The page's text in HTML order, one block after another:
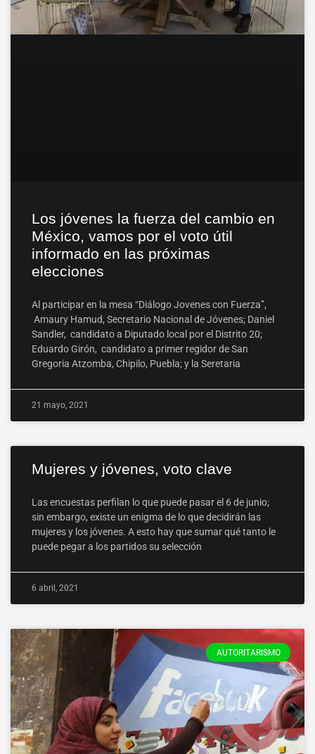
Los jóvenes la fuerza del cambio en
México, vamos por el voto útil
informado en las próximas
elecciones
Al participar en la mesa “Diálogo Jovenes con Fuerza”,
Amaury Hamud, Secretario Nacional de Jóvenes; Daniel
Sandler, candidato a Diputado local por el Distrito 20;
Eduardo Girón, candidato a primer regidor de San
Gregoria Atzomba, Chipilo, Puebla; y la Seretaria
21 mayo, 2021
Mujeres y jóvenes, voto clave
Las encuestas perfilan lo que puede pasar el 6 de junio;
sin embargo, existe un enigma de lo que decidirán las
mujeres y los jóvenes. A esto hay que sumar qué tanto le
puede pegar a los partidos su selección
6 abril, 2021
AUTORITARISMO